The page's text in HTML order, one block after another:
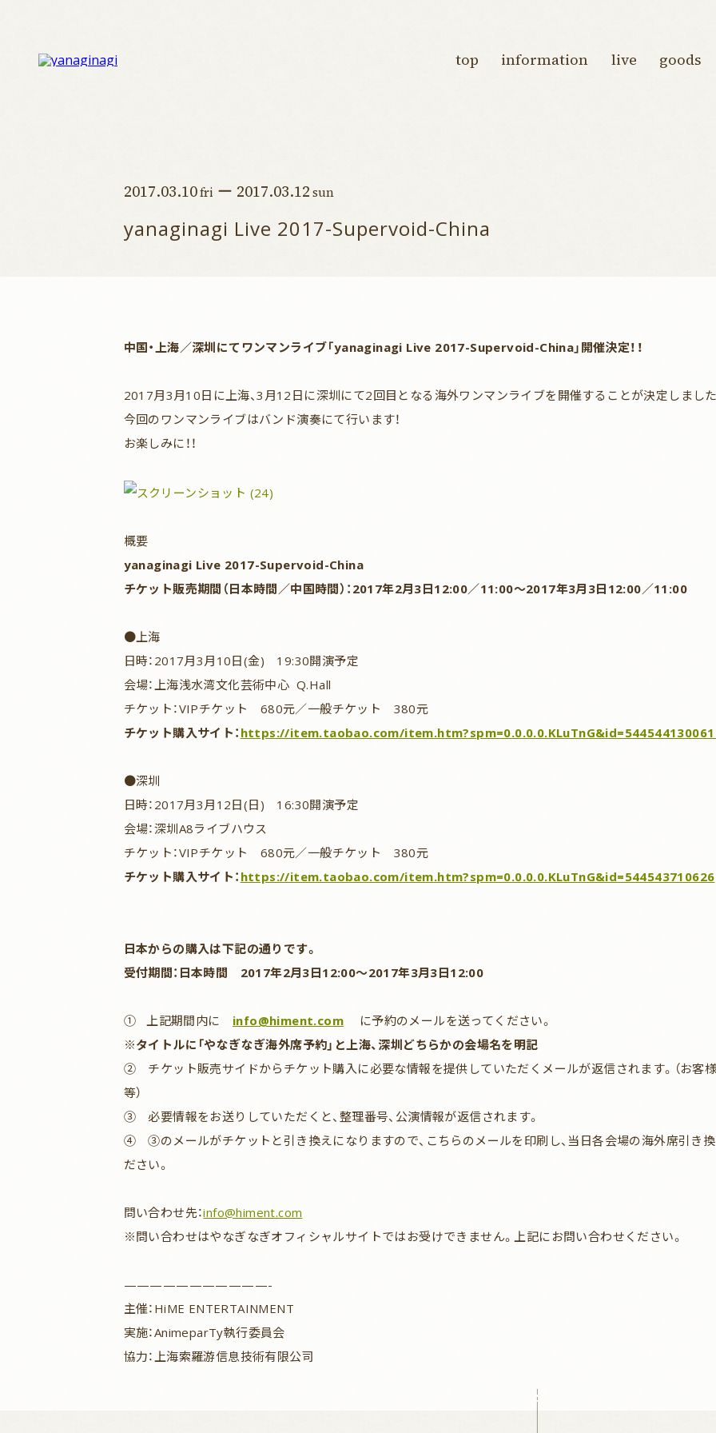
top information live goods
2017.03.10fri ー 2017.03.12sun
yanaginagi Live 2017-Supervoid-China
中国・上海／深圳にてワンマンライブ「yanaginagi Live 2017-Supervoid-China」開催決定！！
2017月3月10日に上海、3月12日に深圳にて2回目となる海外ワンマンライブを開催することが決定しました
今回のワンマンライブはバンド演奏にて行います！
お楽しみに！！
概要
yanaginagi Live 2017-Supervoid-China
チケット販売期間（日本時間／中国時間）：2017年2月3日12:00／11:00～2017年3月3日12:00／11:00
●上海
日時：2017月3月10日(金) 19:30開演予定
会場：上海浅水湾文化芸術中心 Q.Hall
チケット：VIPチケット 680元／一般チケット 380元
チケット購入サイト： https://item.taobao.com/
●深圳
日時：2017月3月12日(日) 16:30開演予定
会場：深圳A8ライブハウス
チケット：VIPチケット 680元／一般チケット 380元
チケット購入サイト： https://item.taobao.com/item.htm?spm=0.0.0.0.KLuTnG&id=544543710626
日本からの購入は下記の通りです。
受付期間：日本時間 2017年2月3日12:00～2017年3月3日12:00
① 上記期間内に info@himent.comに予約のメールを送ってください。
※タイトルに「やなぎなぎ海外席予約」と上海、深圳どちらかの会場名を明記
② チケット販売サイドからチケット購入に必要な情報を提供していただくメールが返信されます。（お客様
等）
③ 必要情報をお送りしていただくと、整理番号、公演情報が返信されます。
④ ③のメールがチケットと引き換えになりますので、こちらのメールを印刷し、当日各会場の海外席引き
ださい。
問い合わせ先：info@himent.com
※問い合わせはやなぎなぎオフィシャルサイトではお受けできません。上記にお問い合わせください。
———————————-
主催：HiME ENTERTAINMENT
実施：AnimeparTy執行委員会
協力：上海索羅游信息技術有限公司